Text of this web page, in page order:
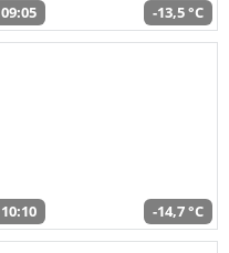
09:05 -13,5 °C
10:10 -14,7 °C